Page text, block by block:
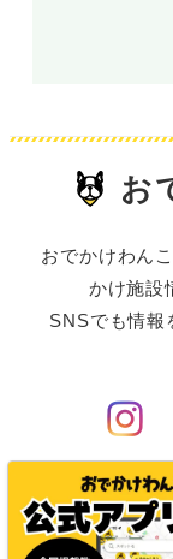
お
おでかけわん
かけ施設
SNSでも情報